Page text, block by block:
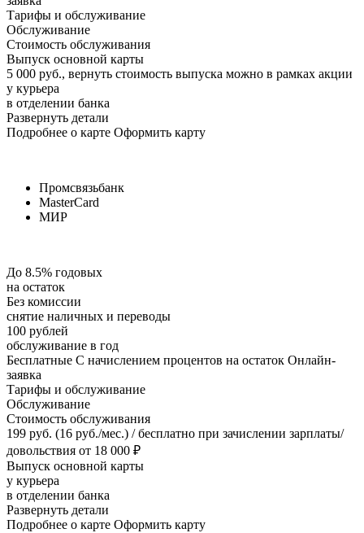
Тарифы и обслуживание
Обслуживание
Стоимость обслуживания
Выпуск основной карты
5 000 руб., вернуть стоимость выпуска можно в рамках акции
у курьера
в отделении банка
Развернуть детали
Подробнее о карте Оформить карту
Промсвязьбанк
MasterCard
МИР
До 8.5% годовых
на остаток
Без комиссии
снятие наличных и переводы
100 рублей
обслуживание в год
Бесплатные С начислением процентов на остаток Онлайн-
заявка
Тарифы и обслуживание
Обслуживание
Стоимость обслуживания
199 руб. (16 руб./мес.) / бесплатно при зачислении зарплаты/
довольствия от 18 000 ₽
Выпуск основной карты
у курьера
в отделении банка
Развернуть детали
Подробнее о карте Оформить карту